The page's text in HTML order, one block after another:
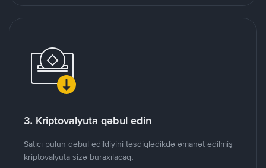
3. Kriptovalyuta qəbul edin
Satıcı pulun qəbul edildiyini təsdiqlədikdə əmanət edilmiş
kriptovalyuta sizə buraxılacaq.